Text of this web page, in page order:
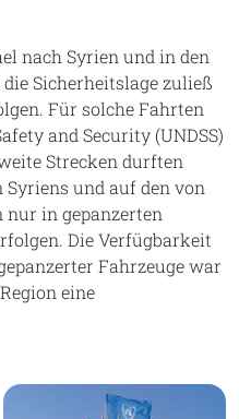
nach Syrien und in den
Sicherheitslage zuließ
Für solche Fahrten
and Security (UNDSS)
Strecken durften
und auf den von
nur in gepanzerten
Die Verfügbarkeit
Fahrzeuge war
eine